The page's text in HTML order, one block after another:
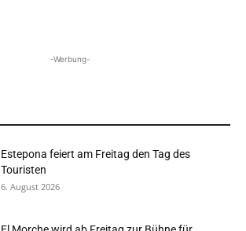
-Werbung-
Estepona feiert am Freitag den Tag des
Touristen
6. August 2026